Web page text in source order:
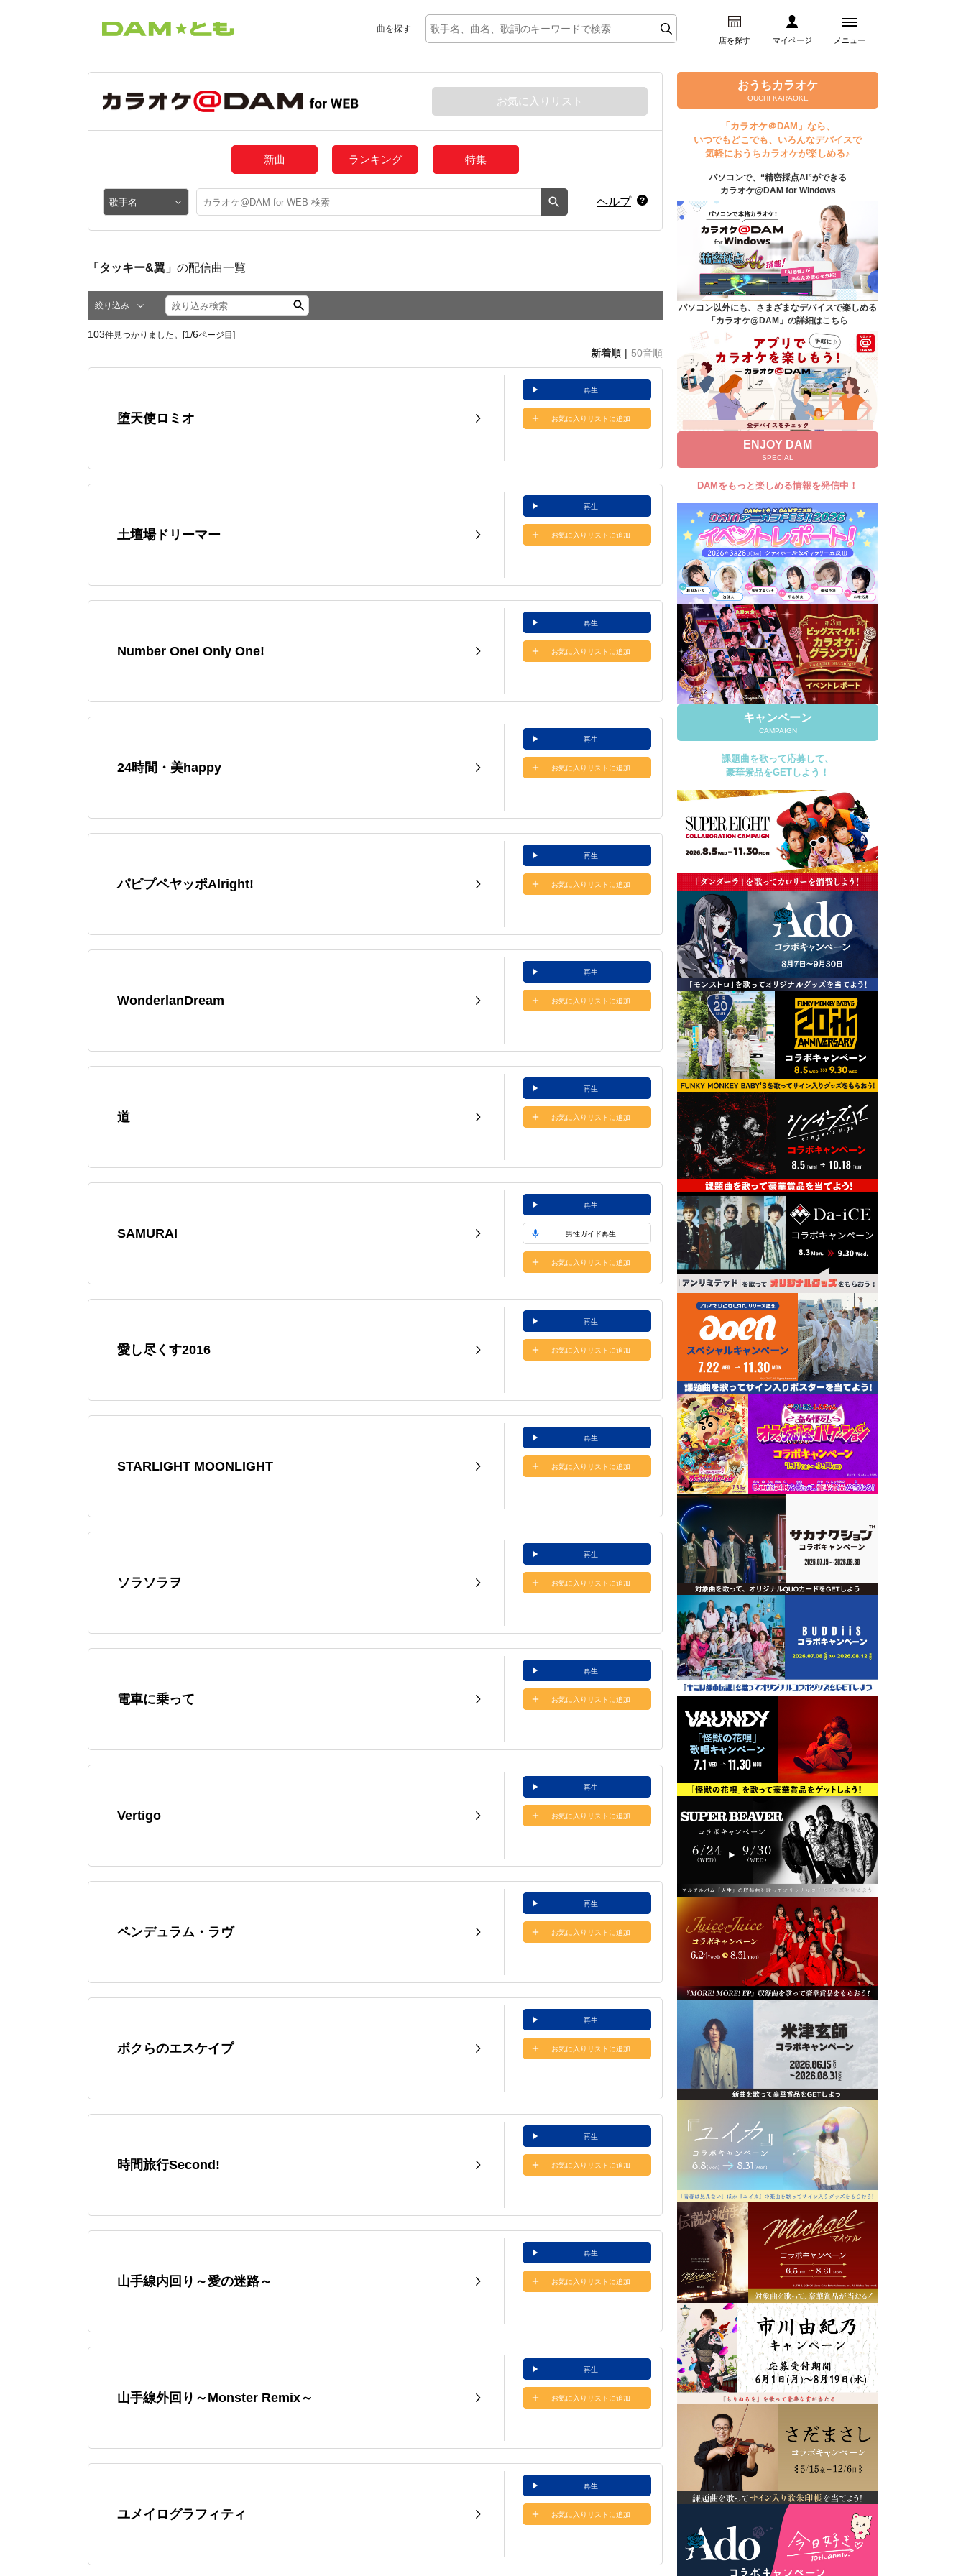
曲を探す
店を探す マイページ メニュー
ログイン
マイページ
プレミアムサービス
DAM★とも動画
DAM★とも録音
カラオケ＠DAM
ユーザー検索
キャンペーン
よくあるご質問
DAMの新曲・ランキングなど
カラオケ最新情報をチェック！
自宅でカラオケ歌い放題！
家族や友達と一緒に！練習にも！
お気に入りリスト
新曲 ランキング 特集
ヘルプ
「タッキー&翼」 の配信曲一覧
絞り込み
103件見つかりました。[1 /6ページ目]
新着順 50音順
堕天使ロミオ
再生
お気に入りリストに追加
土壇場ドリーマー
再生
お気に入りリストに追加
Number One! Only One!
再生
お気に入りリストに追加
24時間・美happy
再生
お気に入りリストに追加
パピプペヤッポAlright!
再生
お気に入りリストに追加
WonderlanDream
再生
お気に入りリストに追加
道
再生
お気に入りリストに追加
SAMURAI
再生
男性ガイド再生
お気に入りリストに追加
愛し尽くす2016
再生
お気に入りリストに追加
STARLIGHT MOONLIGHT
再生
お気に入りリストに追加
ソラソラヲ
再生
お気に入りリストに追加
電車に乗って
再生
お気に入りリストに追加
Vertigo
再生
お気に入りリストに追加
ペンデュラム・ラヴ
再生
お気に入りリストに追加
ボクらのエスケイプ
再生
お気に入りリストに追加
時間旅行Second!
再生
お気に入りリストに追加
山手線内回り～愛の迷路～
再生
お気に入りリストに追加
山手線外回り～Monster Remix～
再生
お気に入りリストに追加
ユメイログラフィティ
再生
お気に入りリストに追加
おうちカラオケ
OUCHI KARAOKE
「カラオケ＠DAM」なら、
いつでもどこでも、いろんなデバイスで
気軽におうちカラオケが楽しめる♪
パソコンで、“精密採点Ai”ができる
カラオケ@DAM for Windows
パソコン以外にも、さまざまなデバイスで楽しめる
「カラオケ@DAM」の詳細はこちら
ENJOY DAM
SPECIAL
DAMをもっと楽しめる情報を発信中！
キャンペーン
CAMPAIGN
課題曲を歌って応募して、
豪華景品をGETしよう！